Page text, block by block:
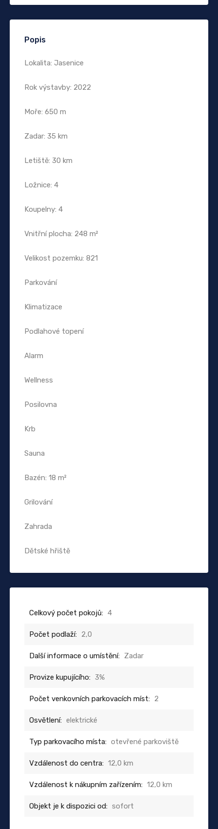
Popis
Lokalita: Jasenice
Rok výstavby: 2022
Moře: 650 m
Zadar: 35 km
Letiště: 30 km
Ložnice: 4
Koupelny: 4
Vnitřní plocha: 248 m²
Velikost pozemku: 821
Parkování
Klimatizace
Podlahové topení
Alarm
Wellness
Posilovna
Krb
Sauna
Bazén: 18 m²
Grilování
Zahrada
Dětské hřiště
Celkový počet pokojů: 4
Počet podlaží: 2,0
Další informace o umístění: Zadar
Provize kupujícího: 3%
Počet venkovních parkovacích míst: 2
Osvětlení: elektrické
Typ parkovacího místa: otevřené parkoviště
Vzdálenost do centra: 12,0 km
Vzdálenost k nákupním zařízením: 12,0 km
Objekt je k dispozici od: sofort